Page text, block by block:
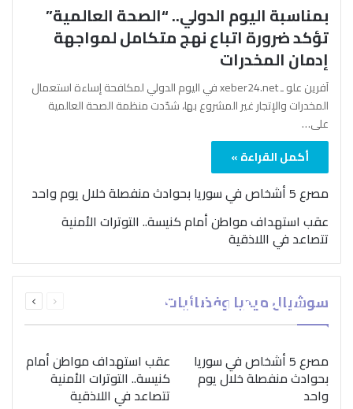
بمناسبة اليوم الدولي.. “الصحة العالمية”
تؤكد ضرورة اتباع نهج متكامل لمواجهة
إدمان المخدرات
آفرين علو ـ xeber24.net في اليوم الدولي لمكافحة إساءة استعمال
المخدرات والإتجار غير المشروع بها، شدّدت منظمة الصحة العالمية
على…
أكمل القراءة »
مصرع 5 أشخاص في سوريا بحوادث منفصلة خلال يوم واحد
عقب استهداف مواطن أمام كنيسة.. التوترات الأمنية
تتصاعد في اللاذقية
سوشيال ميديا وفضائيات الصفحةالصفحة
بمناسبة اليوم الدولي..
“الصحة العالمية” تؤكد
ضرورة اتباع نهج متكامل
لمواجهة إدمان المخدرات
مصرع 5 أشخاص في سوريا
بحوادث منفصلة خلال يوم
واحد
عقب استهداف مواطن أمام
كنيسة.. التوترات الأمنية
تتصاعد في اللاذقية